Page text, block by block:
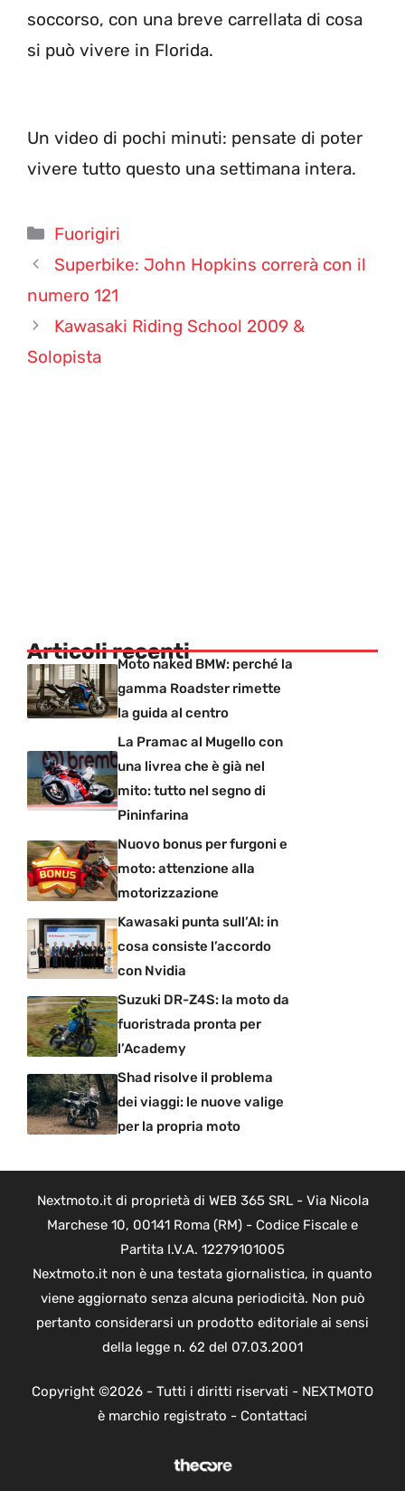
soccorso, con una breve carrellata di cosa
si può vivere in Florida.
Un video di pochi minuti: pensate di poter
vivere tutto questo una settimana intera.
Categorie
Fuorigiri
Superbike: John Hopkins correrà con il
numero 121
Kawasaki Riding School 2009 &
Solopista
Articoli recentiMoto naked BMW: perché la
gamma Roadster rimette
la guida al centro
La Pramac al Mugello con
una livrea che è già nel
mito: tutto nel segno di
Pininfarina
Nuovo bonus per furgoni e
moto: attenzione alla
motorizzazione
Kawasaki punta sull’AI: in
cosa consiste l’accordo
con Nvidia
Suzuki DR-Z4S: la moto da
fuoristrada pronta per
l’Academy
Shad risolve il problema
dei viaggi: le nuove valige
per la propria moto
Nextmoto.it di proprietà di WEB 365 SRL - Via Nicola
Marchese 10, 00141 Roma (RM) - Codice Fiscale e
Partita I.V.A. 12279101005
Nextmoto.it non è una testata giornalistica, in quanto
viene aggiornato senza alcuna periodicità. Non può
pertanto considerarsi un prodotto editoriale ai sensi
della legge n. 62 del 07.03.2001
Copyright ©2026 - Tutti i diritti riservati - NEXTMOTO
è marchio registrato - Contattaci